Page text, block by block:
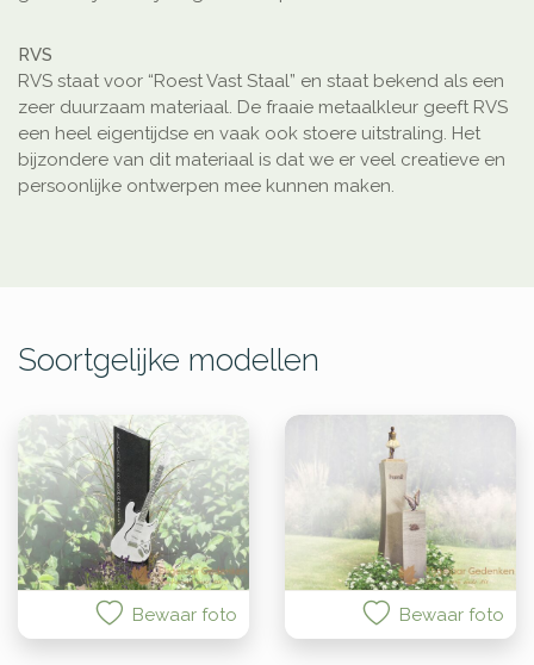
RVS
RVS staat voor “Roest Vast Staal” en staat bekend als een
zeer duurzaam materiaal. De fraaie metaalkleur geeft RVS
een heel eigentijdse en vaak ook stoere uitstraling. Het
bijzondere van dit materiaal is dat we er veel creatieve en
persoonlijke ontwerpen mee kunnen maken.
Soortgelijke modellen
Bewaar foto Bewaar foto